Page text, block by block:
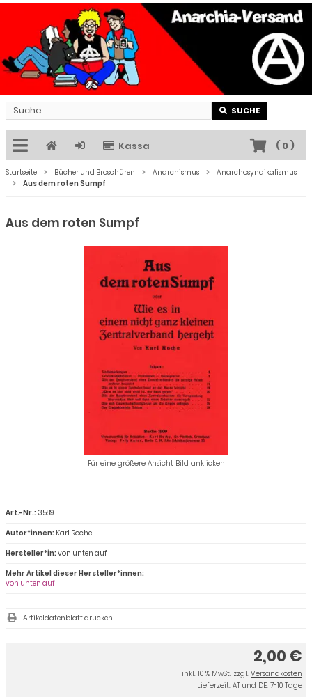
SUCHE
Kassa ( 0)
Startseite Bücher und Broschüren Anarchismus
Anarchosyndikalismus
Aus dem roten Sumpf
Aus dem roten Sumpf
Für eine größere Ansicht Bild anklicken
2,00 €
inkl. 10 % MwSt. zzgl. Versandkosten
Lieferzeit: AT und DE: 7-10 Tage
Art.-Nr.: 3589
Autor*innen: Karl Roche
Hersteller*in:von unten auf
Mehr Artikel dieser Hersteller*innen:
von unten auf
Artikeldatenblatt drucken